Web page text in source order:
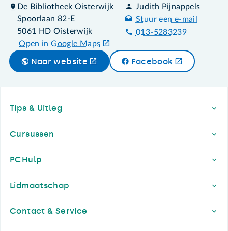
De Bibliotheek Oisterwijk
Spoorlaan 82-E
5061 HD Oisterwijk
Open in Google Maps
Judith Pijnappels
Stuur een e-mail
013-5283239
Naar website Facebook
Tips & Uitleg
Cursussen
PCHulp
Lidmaatschap
Contact & Service